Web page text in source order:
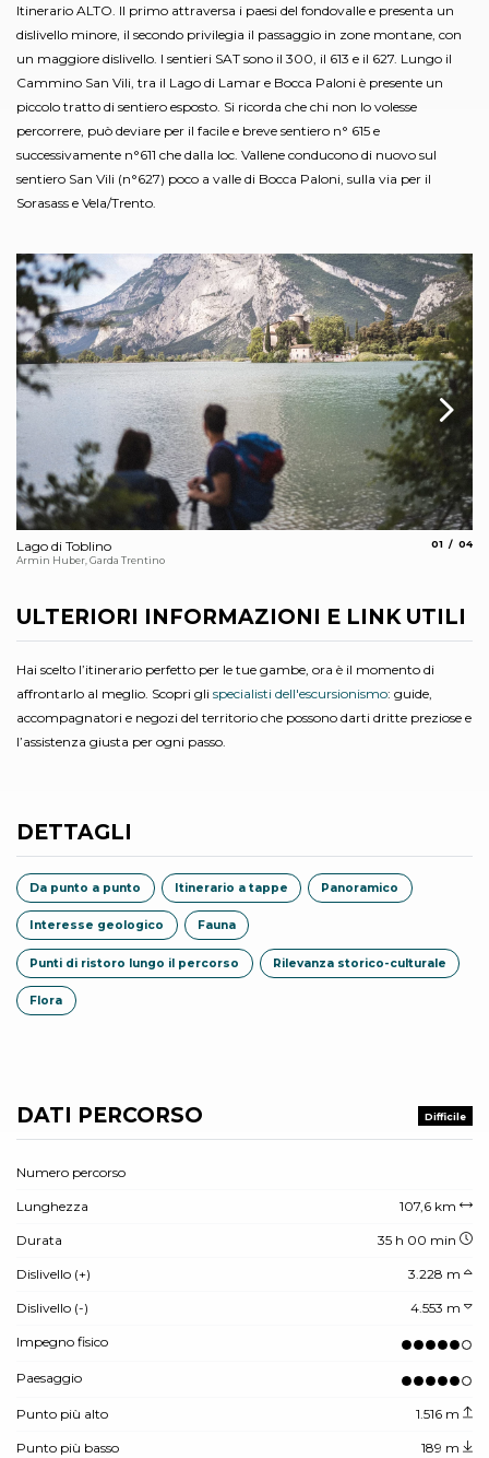
Itinerario ALTO. Il primo attraversa i paesi del fondovalle e presenta un
dislivello minore, il secondo privilegia il passaggio in zone montane, con
un maggiore dislivello. I sentieri SAT sono il 300, il 613 e il 627. Lungo il
Cammino San Vili, tra il Lago di Lamar e Bocca Paloni è presente un
piccolo tratto di sentiero esposto. Si ricorda che chi non lo volesse
percorrere, può deviare per il facile e breve sentiero n° 615 e
successivamente n°611 che dalla loc. Vallene conducono di nuovo sul
sentiero San Vili (n°627) poco a valle di Bocca Paloni, sulla via per il
Sorasass e Vela/Trento.
Lago di Toblino
Armin Huber, Garda Trentino
01 04
ULTERIORI INFORMAZIONI E LINK UTILI
Hai scelto l’itinerario perfetto per le tue gambe, ora è il momento di
affrontarlo al meglio. Scopri gli specialisti dell'escursionismo: guide,
accompagnatori e negozi del territorio che possono darti dritte preziose e
l’assistenza giusta per ogni passo.
DETTAGLI
Da punto a punto Itinerario a tappe Panoramico
Interesse geologico Fauna
Punti di ristoro lungo il percorso Rilevanza storico-culturale
Flora
DATI PERCORSO Difficile
Numero percorso
Lunghezza 107,6 km
Durata 35 h 00 min
Dislivello (+) 3.228 m
Dislivello (-) 4.553 m
Impegno fisico
Paesaggio
Punto più alto 1.516 m
Punto più basso 189 m